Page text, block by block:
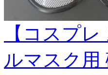
【コスプ
ルマスク用